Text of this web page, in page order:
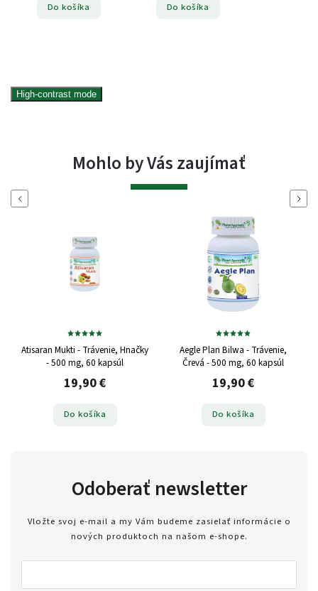
Do košíka Do košíka
High-contrast mode
Mohlo by Vás zaujímať
Naspäť Ďalej
Atisaran Mukti - Trávenie, Hnačky
- 500 mg, 60 kapsúl
19,90 €
Do košíka
Aegle Plan Bilwa - Trávenie,
Črevá - 500 mg, 60 kapsúl
19,90 €
Do košíka
Odoberať newsletter
Vložte svoj e-mail a my Vám budeme zasielať informácie o
nových produktoch na našom e-shope.